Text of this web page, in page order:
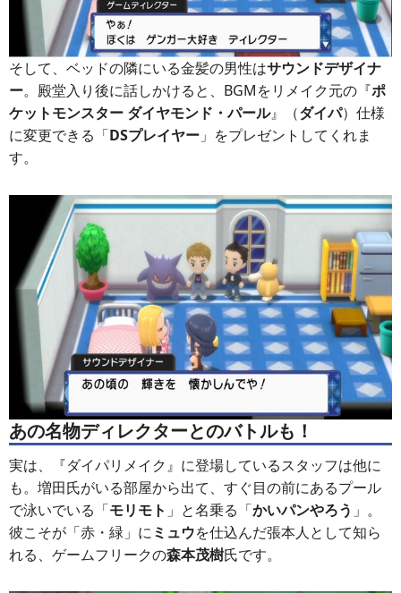
そして、ベッドの隣にいる金髪の男性はサウンドデザイナ
ー。殿堂入り後に話しかけると、BGMをリメイク元の『ポ
ケットモンスター ダイヤモンド・パール』（ダイパ）仕様
に変更できる「DSプレイヤー 」をプレゼントしてくれま
す。
あの名物ディレクターとのバトルも！
実は、『ダイパリメイク』に登場しているスタッフは他に
も。増田氏がいる部屋から出て、すぐ目の前にあるプール
で泳いでいる「モリモト 」と名乗る「かいパンやろう 」。
彼こそが「赤・緑」にミュウを仕込んだ張本人として知ら
れる、ゲームフリークの森本茂樹氏です。